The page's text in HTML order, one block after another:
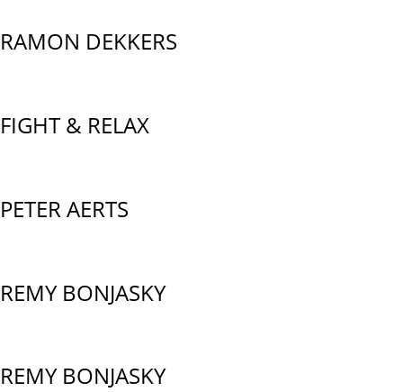
RAMON DEKKERS
FIGHT & RELAX
PETER AERTS
REMY BONJASKY
REMY BONJASKY